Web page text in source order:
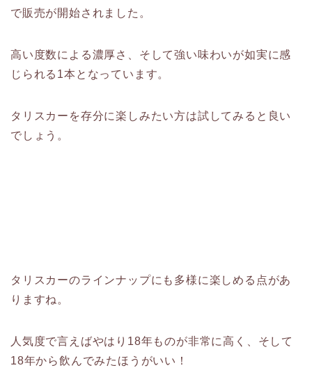
で販売が開始されました。
高い度数による濃厚さ、そして強い味わいが如実に感
じられる1本となっています。
タリスカーを存分に楽しみたい方は試してみると良い
でしょう。
タリスカーのラインナップにも多様に楽しめる点があ
りますね。
人気度で言えばやはり18年ものが非常に高く、そして
18年から飲んでみたほうがいい！